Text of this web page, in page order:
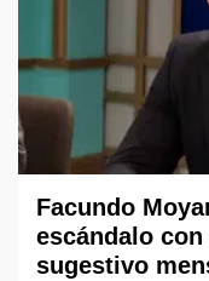
Facundo
escándalo con
sugestivo